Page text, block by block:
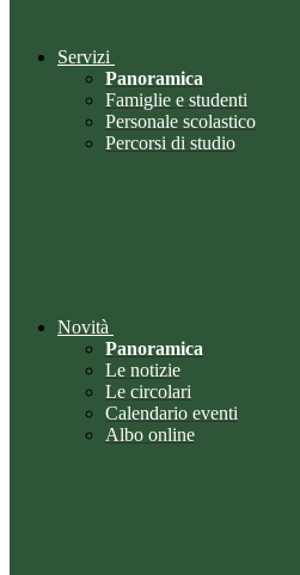
Servizi
Panoramica
Famiglie e studenti
Personale scolastico
Percorsi di studio
Novità
Panoramica
Le notizie
Le circolari
Calendario eventi
Albo online